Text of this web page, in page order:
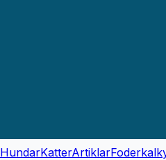
HundarKatterArtiklar